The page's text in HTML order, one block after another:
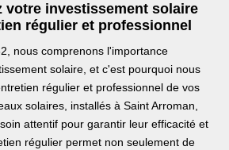
votre investissement solaire
régulier et professionnel
nous comprenons l'importance
solaire, et c'est pourquoi nous
régulier et professionnel de vos
solaires, installés à Saint Arroman,
attentif pour garantir leur efficacité et
régulier permet non seulement de